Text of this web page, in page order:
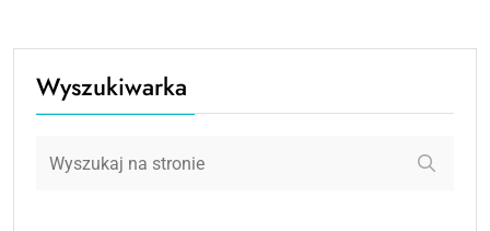
Wyszukiwarka